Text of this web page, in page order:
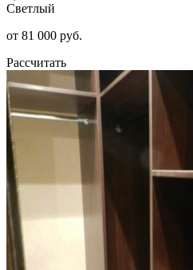
Светлый
от 81 000 руб.
Рассчитать